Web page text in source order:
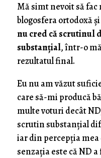
Mă simt nevoit să
blogosfera ortodoxă
nu cred că scrutinul
substanţial, într-o
rezultatul final.
Eu nu am văzut
care să-mi producă
multe voturi decât
scrutin substanţial
iar din percepţia mea
senzaţia este că ND